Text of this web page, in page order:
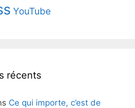
YouTube
récents
Ce qui importe, c’est de